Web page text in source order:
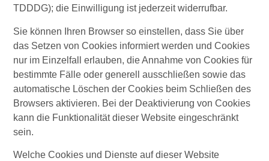
TDDDG); die Einwilligung ist jederzeit widerrufbar.
Sie können Ihren Browser so einstellen, dass Sie über
das Setzen von Cookies informiert werden und Cookies
nur im Einzelfall erlauben, die Annahme von Cookies für
bestimmte Fälle oder generell ausschließen sowie das
automatische Löschen der Cookies beim Schließen des
Browsers aktivieren. Bei der Deaktivierung von Cookies
kann die Funktionalität dieser Website eingeschränkt
sein.
Welche Cookies und Dienste auf dieser Website